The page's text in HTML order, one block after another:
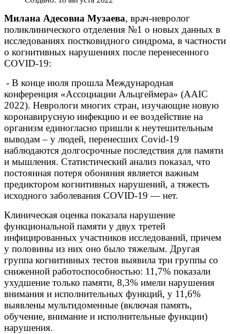
Милана Адесовна Музаева, врач-невролог
поликлинического отделения №1 о новых данных в
исследованиях постковидного синдрома, в частности
о когнитивных нарушениях после перенесенного
COVID-19:
- В конце июля прошла Международная
конференция «Ассоциации Альцгеймера» (AAIC
2022). Неврологи многих стран, изучающие новую
коронавирусную инфекцию и ее воздействие на
организм единогласно пришли к неутешительным
выводам – у людей, перенесших Covid-19
наблюдаются долгосрочные последствия для памяти
и мышления. Статистический анализ показал, что
постоянная потеря обоняния является важным
предиктором когнитивных нарушений, а тяжесть
исходного заболевания COVID-19 — нет.
Клиническая оценка показала нарушение
функциональной памяти у двух третей
инфицированных участников исследований, причем
у половины из них оно было тяжелым. Другая
группа когнитивных тестов выявила три группы со
сниженной работоспособностью: 11,7% показали
ухудшение только памяти, 8,3% имели нарушения
внимания и исполнительных функций, у 11,6%
выявлены мультидоменные (включая память,
обучение, внимание и исполнительные функции)
нарушения.